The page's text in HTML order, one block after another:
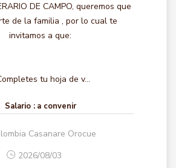
DE CAMPO, queremos que
de la familia , por lo cual te
invitamos a que:
tu hoja de v...
Salario : a convenir
Casanare Orocue
2026/08/03